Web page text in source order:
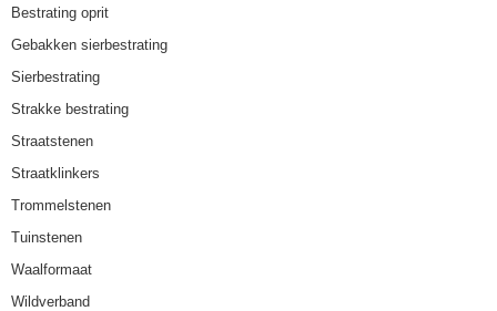
Bestrating oprit
Gebakken sierbestrating
Sierbestrating
Strakke bestrating
Straatstenen
Straatklinkers
Trommelstenen
Tuinstenen
Waalformaat
Wildverband